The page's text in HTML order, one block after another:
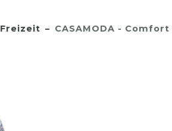
Freizeit CASAMODA - Comfort